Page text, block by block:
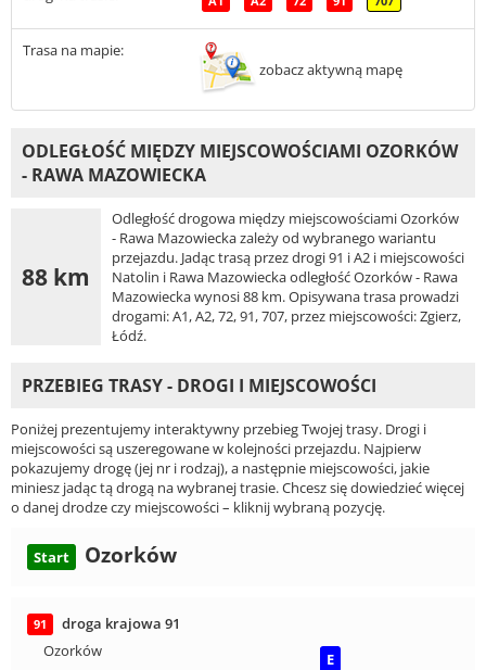
Trasa na mapie:
zobacz aktywną mapę
ODLEGŁOŚĆ MIĘDZY MIEJSCOWOŚCIAMI OZORKÓW
- RAWA MAZOWIECKA
88 km
Odległość drogowa między miejscowościami Ozorków
- Rawa Mazowiecka zależy od wybranego wariantu
przejazdu. Jadąc trasą przez drogi 91 i A2 i miejscowości
Natolin i Rawa Mazowiecka odległość Ozorków - Rawa
Mazowiecka wynosi 88 km. Opisywana trasa prowadzi
drogami: A1, A2, 72, 91, 707, przez miejscowości: Zgierz,
Łódź.
PRZEBIEG TRASY - DROGI I MIEJSCOWOŚCI
Poniżej prezentujemy interaktywny przebieg Twojej trasy. Drogi i
miejscowości są uszeregowane w kolejności przejazdu. Najpierw
pokazujemy drogę (jej nr i rodzaj), a następnie miejscowości, jakie
miniesz jadąc tą drogą na wybranej trasie. Chcesz się dowiedzieć więcej
o danej drodze czy miejscowości – kliknij wybraną pozycję.
Start Ozorków
91
droga krajowa 91
Ozorków
E